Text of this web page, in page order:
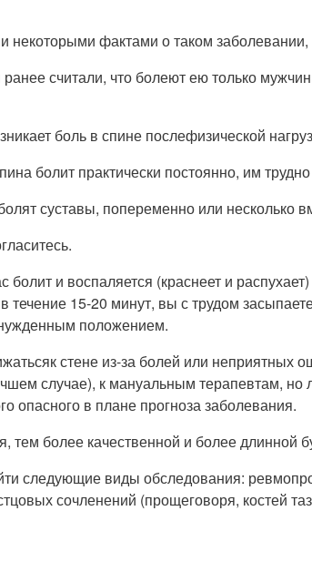
некоторыми фактами о таком
считали, что болеют ею только
боль в спине послефизической
болит практически постоянно, им
суставы, попеременно или несколько
и воспаляется (краснеет и
течение 15-20 минут, вы с трудом
положением.
стене из-за болей или
случае), к мануальным терапевтам,
опасного в плане прогноза заболевания.
тем более качественной и более длинной
следующие виды обследования:
сочленений (прощеговоря, костей